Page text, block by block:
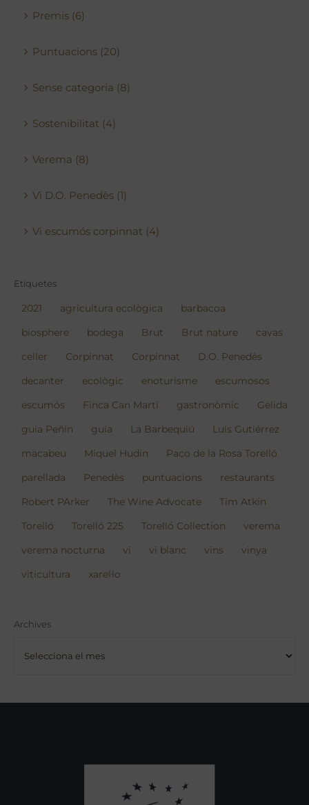
Premis (6)
Puntuacions (20)
Sense categoria (8)
Sostenibilitat (4)
Verema (8)
Vi D.O. Penedès (1)
Vi escumós corpinnat (4)
Etiquetes
2021 agricultura ecològica barbacoa
biosphere bodega Brut Brut nature cavas
celler Corpinnat Corpinnat D.O. Penedès
decanter ecològic enoturisme escumosos
escumós Finca Can Martí gastronòmic Gelida
guia Peñín guía La Barbequiú Luís Gutiérrez
macabeu Miquel Hudin Paco de la Rosa Torelló
parellada Penedès puntuacions restaurants
Robert PArker The Wine Advocate Tim Atkin
Torelló Torelló 225 Torelló Collection verema
verema nocturna vi vi blanc vins vinya
viticultura xarel·lo
Archives